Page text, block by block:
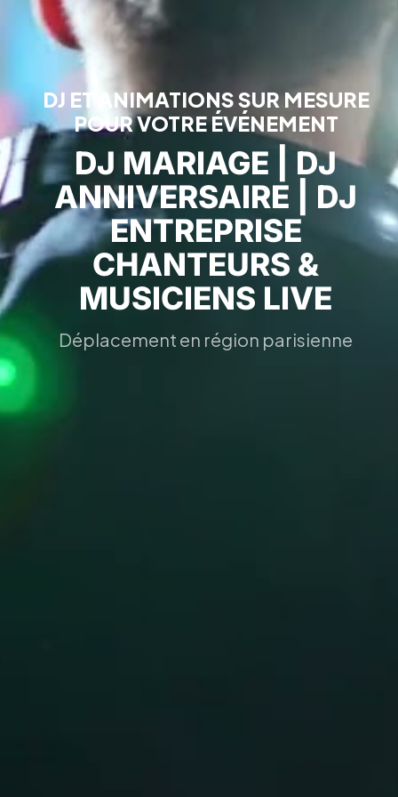
DJ ET ANIMATIONS SUR MESURE
POUR VOTRE ÉVÉNEMENT
DJ MARIAGE | DJ
ANNIVERSAIRE | DJ
ENTREPRISE
CHANTEURS &
MUSICIENS LIVE
Déplacement en région parisienne